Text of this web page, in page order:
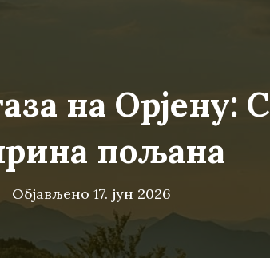
на Орјену:
пољана
Објављено 17. јун 2026